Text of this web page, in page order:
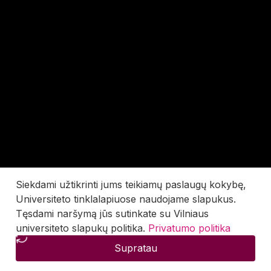
Siekdami užtikrinti jums teikiamų paslaugų kokybę,
Universiteto tinklalapiuose naudojame slapukus.
Tęsdami naršymą jūs sutinkate su Vilniaus
universiteto slapukų politika. Privatumo politika
Supratau